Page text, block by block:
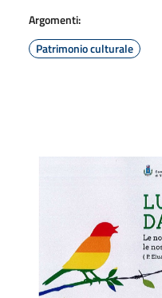
Argomenti:
Patrimonio culturale